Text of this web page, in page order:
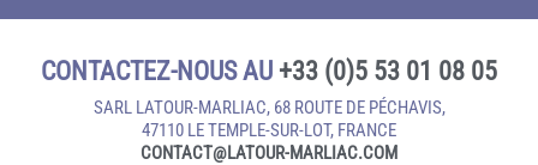
CONTACTEZ-NOUS AU +33 (0)5 53 01 08 05
SARL LATOUR-MARLIAC, 68 ROUTE DE PÉCHAVIS,
47110 LE TEMPLE‑SUR‑LOT, FRANCE
CONTACT@LATOUR‑MARLIAC.COM